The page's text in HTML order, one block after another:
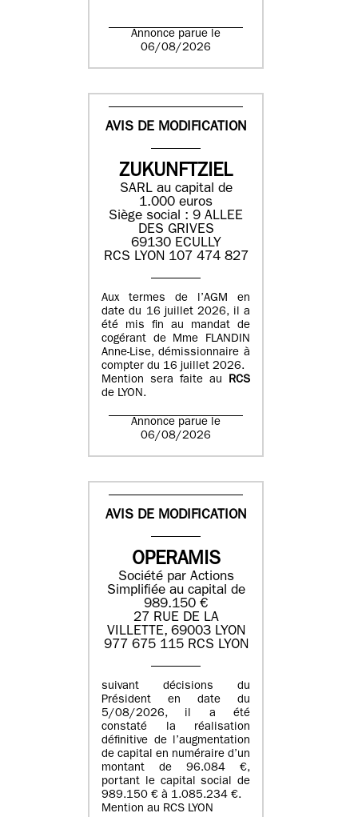
Annonce parue le
06/08/2026
AVIS DE MODIFICATION
ZUKUNFTZIEL
SARL au capital de
1.000 euros
Siège social : 9 ALLEE
DES GRIVES
69130 ECULLY
RCS LYON 107 474 827
Aux termes de l’AGM en
date du 16 juillet 2026, il a
été mis fin au mandat de
cogérant de Mme FLANDIN
Anne-Lise, démissionnaire à
compter du 16 juillet 2026.
Mention sera faite au RCS
de LYON.
Annonce parue le
06/08/2026
AVIS DE MODIFICATION
OPERAMIS
Société par Actions
Simplifiée au capital de
989.150 €
27 RUE DE LA
VILLETTE, 69003 LYON
977 675 115 RCS LYON
suivant décisions du
Président en date du
5/08/2026, il a été
constaté la réalisation
définitive de l’augmentation
de capital en numéraire d’un
montant de 96.084 €,
portant le capital social de
989.150 € à 1.085.234 €.
Mention au RCS LYON